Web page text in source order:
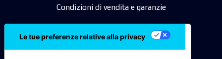
Condizioni di vendita e garanzie
Le tue preferenze relative alla privacy